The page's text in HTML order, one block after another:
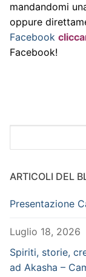
mandandomi
oppure
Facebook
Facebook!
ARTICOLI DEL
Presentazione
Luglio 18, 2026
Spiriti, storie,
ad Akasha –